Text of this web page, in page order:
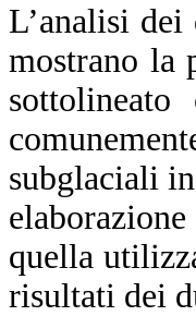
L’analisi
mostrano la
subglaciali
quella
risultati dei